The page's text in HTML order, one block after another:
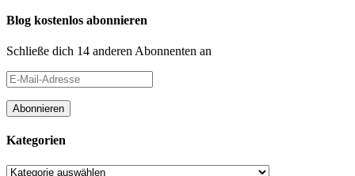
Blog kostenlos abonnieren
Schließe dich 14 anderen Abonnenten an
E-
Mail-
Adresse
Abonnieren
Kategorien
Kategorien